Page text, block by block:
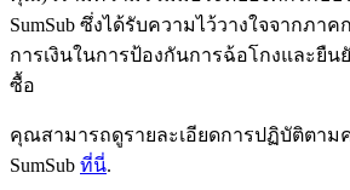
SumSub ซึ่งได้รับความไว้วางใจจากภา
การเงินในการป้องกันการฉ้อโกงและยื
ซื้อ
คุณสามารถดูรายละเอียดการปฏิบัติตาม
SumSub ที่นี่.